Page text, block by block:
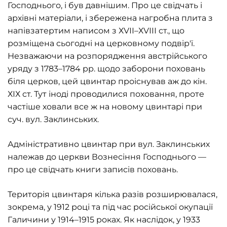
Господнього, і був давнішим. Про це свідчать і
архівні матеріали, і збережена нагробна плита з
напівзатертим написом з ХVІІ–ХVІІІ ст., що
розміщена сьогодні на церковному подвір'ї.
Незважаючи на розпорядження австрійського
уряду з 1783–1784 рр. щодо заборони поховань
біля церков, цей цвинтар проіснував аж до кін.
ХІХ ст. Тут іноді проводилися поховання, проте
частіше ховали все ж на новому цвинтарі при
суч. вул. Заклинських.
Адміністративно цвинтар при вул. Заклинських
належав до церкви Вознесіння Господнього —
про це свідчать книги записів поховань.
Територія цвинтаря кілька разів розширювалася,
зокрема, у 1912 році та під час російської окупації
Галичини у 1914–1915 роках. Як наслідок, у 1933